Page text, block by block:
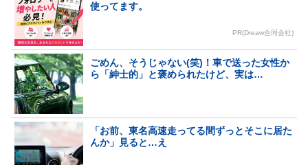
使ってます。
PR(Dreaw合同会社)
ごめん、そうじゃない(笑)！車で送った女性か
ら「紳士的」と褒められたけど、実は…
「お前、東名高速走ってる間ずっとそこに居た
んか」見ると…え